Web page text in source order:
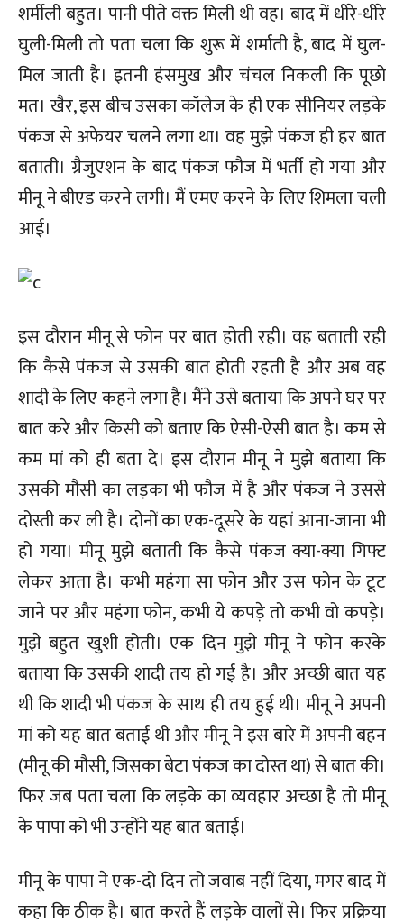
शर्मीली बहुत। पानी पीते वक्त मिली थी वह। बाद में धीरे-धीरे
घुली-मिली तो पता चला कि शुरू में शर्माती है, बाद में घुल-
मिल जाती है। इतनी हंसमुख और चंचल निकली कि पूछो
मत। खैर, इस बीच उसका कॉलेज के ही एक सीनियर लड़के
पंकज से अफेयर चलने लगा था। वह मुझे पंकज ही हर बात
बताती। ग्रैजुएशन के बाद पंकज फौज में भर्ती हो गया और
मीनू ने बीएड करने लगी। मैं एमए करने के लिए शिमला चली
आई।
इस दौरान मीनू से फोन पर बात होती रही। वह बताती रही
कि कैसे पंकज से उसकी बात होती रहती है और अब वह
शादी के लिए कहने लगा है। मैंने उसे बताया कि अपने घर पर
बात करे और किसी को बताए कि ऐसी-ऐसी बात है। कम से
कम मां को ही बता दे। इस दौरान मीनू ने मुझे बताया कि
उसकी मौसी का लड़का भी फौज में है और पंकज ने उससे
दोस्ती कर ली है। दोनों का एक-दूसरे के यहां आना-जाना भी
हो गया। मीनू मुझे बताती कि कैसे पंकज क्या-क्या गिफ्ट
लेकर आता है। कभी महंगा सा फोन और उस फोन के टूट
जाने पर और महंगा फोन, कभी ये कपड़े तो कभी वो कपड़े।
मुझे बहुत खुशी होती। एक दिन मुझे मीनू ने फोन करके
बताया कि उसकी शादी तय हो गई है। और अच्छी बात यह
थी कि शादी भी पंकज के साथ ही तय हुई थी। मीनू ने अपनी
मां को यह बात बताई थी और मीनू ने इस बारे में अपनी बहन
(मीनू की मौसी, जिसका बेटा पंकज का दोस्त था) से बात की।
फिर जब पता चला कि लड़के का व्यवहार अच्छा है तो मीनू
के पापा को भी उन्होंने यह बात बताई।
मीनू के पापा ने एक-दो दिन तो जवाब नहीं दिया, मगर बाद में
कहा कि ठीक है। बात करते हैं लड़के वालों से। फिर प्रक्रिया